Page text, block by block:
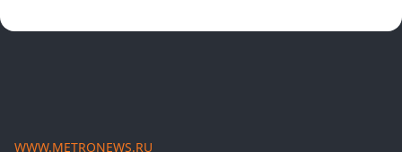
WWW.METRONEWS.RU